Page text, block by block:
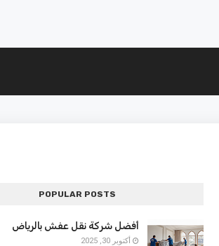
POPULAR POSTS
أفضل شركة نقل عفش بالرياض
أكتوبر 30, 2025